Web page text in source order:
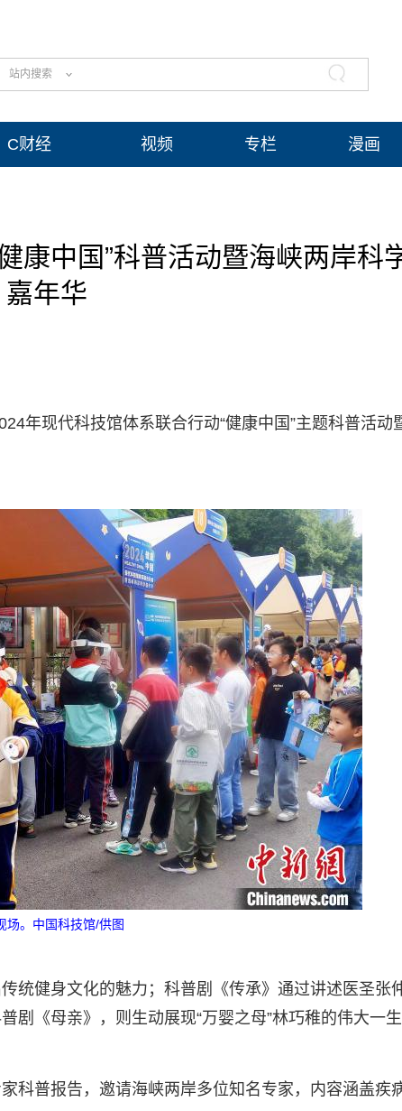
站内搜索
C财经 视频 专栏 漫画
康中国”科普活动暨海峡两岸科
嘉年华
年现代科技馆体系联合行动“健康中国”主题科普活动
场。中国科技馆/供图
统健身文化的魅力；科普剧《传承》通过讲述医圣张
《母亲》，则生动展现“万婴之母”林巧稚的伟大一生
科普报告，邀请海峡两岸多位知名专家，内容涵盖疾